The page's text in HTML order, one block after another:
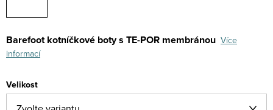
Barefoot kotníčkové boty s TE-POR membránou Více
informací
Velikost